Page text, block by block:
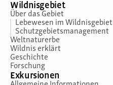
Wildnisgebiet
Über das Gebiet
Lebewesen im Wildnisgebiet
Schutzgebietsmanagement
Weltnaturerbe
Wildnis erklärt
Geschichte
Forschung
Exkursionen